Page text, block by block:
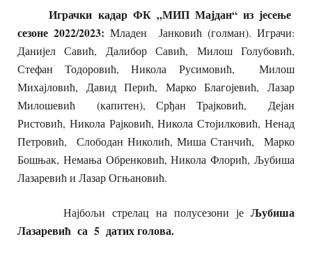
Играчки кадар ФК „МИП Мајдан“ из јесење
сезоне 2022/2023: Младен Јанковић (голман). Играчи:
Данијел Савић, Далибор Савић, Милош Голубовић,
Стефан Тодоровић, Никола Русимовић, Милош
Михајловић, Давид Перић, Марко Благојевић, Лазар
Милошевић (капитен), Срђан Трајковић, Дејан
Ристовић, Никола Рајковић, Никола Стојилковић, Ненад
Петровић, Слободан Николић, Миша Станчић, Марко
Бошњак, Немања Обренковић, Никола Флорић, Љубиша
Лазаревић и Лазар Огњановић.
Најбољи стрелац на полусезони је Љубиша
Лазаревић са 5 датих голова.